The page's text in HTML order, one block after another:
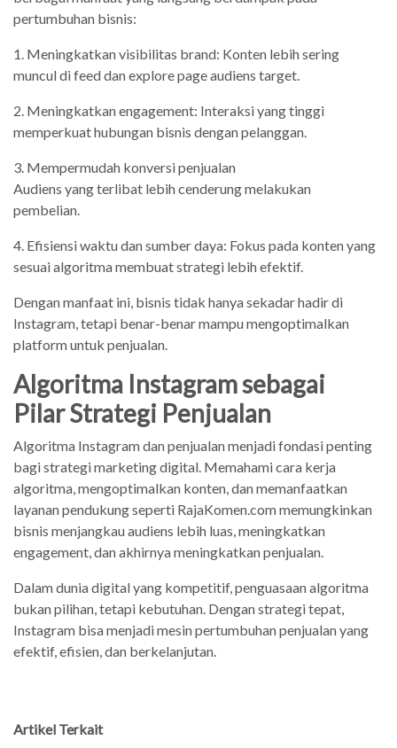
pertumbuhan bisnis:
1. Meningkatkan visibilitas brand: Konten lebih sering
muncul di feed dan explore page audiens target.
2. Meningkatkan engagement: Interaksi yang tinggi
memperkuat hubungan bisnis dengan pelanggan.
3. Mempermudah konversi penjualan
Audiens yang terlibat lebih cenderung melakukan
pembelian.
4. Efisiensi waktu dan sumber daya: Fokus pada konten yang
sesuai algoritma membuat strategi lebih efektif.
Dengan manfaat ini, bisnis tidak hanya sekadar hadir di
Instagram, tetapi benar-benar mampu mengoptimalkan
platform untuk penjualan.
Algoritma Instagram sebagai
Pilar Strategi Penjualan
Algoritma Instagram dan penjualan menjadi fondasi penting
bagi strategi marketing digital. Memahami cara kerja
algoritma, mengoptimalkan konten, dan memanfaatkan
layanan pendukung seperti RajaKomen.com memungkinkan
bisnis menjangkau audiens lebih luas, meningkatkan
engagement, dan akhirnya meningkatkan penjualan.
Dalam dunia digital yang kompetitif, penguasaan algoritma
bukan pilihan, tetapi kebutuhan. Dengan strategi tepat,
Instagram bisa menjadi mesin pertumbuhan penjualan yang
efektif, efisien, dan berkelanjutan.
Artikel Terkait